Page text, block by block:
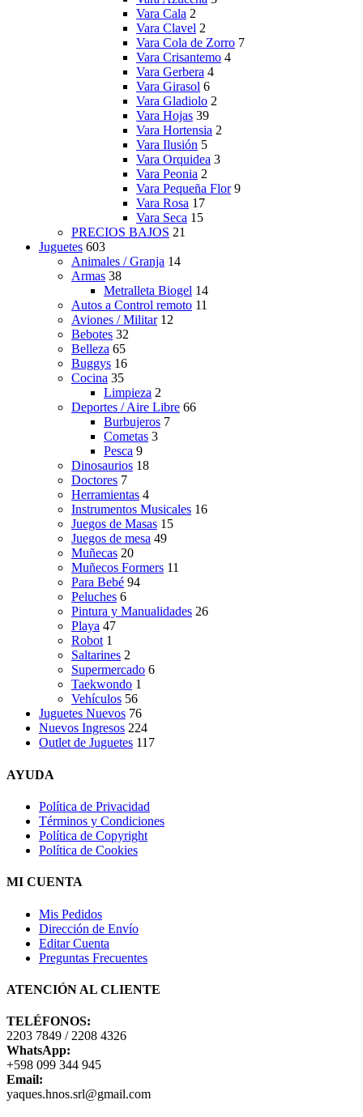
Vara Cala 2
Vara Clavel 2
Vara Cola de Zorro 7
Vara Crisantemo 4
Vara Gerbera 4
Vara Girasol 6
Vara Gladiolo 2
Vara Hojas 39
Vara Hortensia 2
Vara Ilusión 5
Vara Orquidea 3
Vara Peonia 2
Vara Pequeña Flor 9
Vara Rosa 17
Vara Seca 15
PRECIOS BAJOS 21
Juguetes 603
Animales / Granja 14
Armas 38
Metralleta Biogel 14
Autos a Control remoto 11
Aviones / Militar 12
Bebotes 32
Belleza 65
Buggys 16
Cocina 35
Limpieza 2
Deportes / Aire Libre 66
Burbujeros 7
Cometas 3
Pesca 9
Dinosaurios 18
Doctores 7
Herramientas 4
Instrumentos Musicales 16
Juegos de Masas 15
Juegos de mesa 49
Muñecas 20
Muñecos Formers 11
Para Bebé 94
Peluches 6
Pintura y Manualidades 26
Playa 47
Robot 1
Saltarines 2
Supermercado 6
Taekwondo 1
Vehículos 56
Juguetes Nuevos 76
Nuevos Ingresos 224
Outlet de Juguetes 117
AYUDA
Política de Privacidad
Términos y Condiciones
Política de Copyright
Política de Cookies
MI CUENTA
Mis Pedidos
Dirección de Envío
Editar Cuenta
Preguntas Frecuentes
ATENCIÓN AL CLIENTE
TELÉFONOS:
2203 7849 / 2208 4326
WhatsApp:
+598 099 344 945
Email:
yaques.hnos.srl@gmail.com